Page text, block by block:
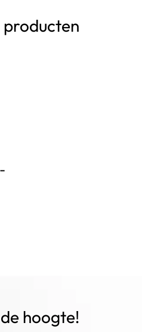
producten
hoogte!